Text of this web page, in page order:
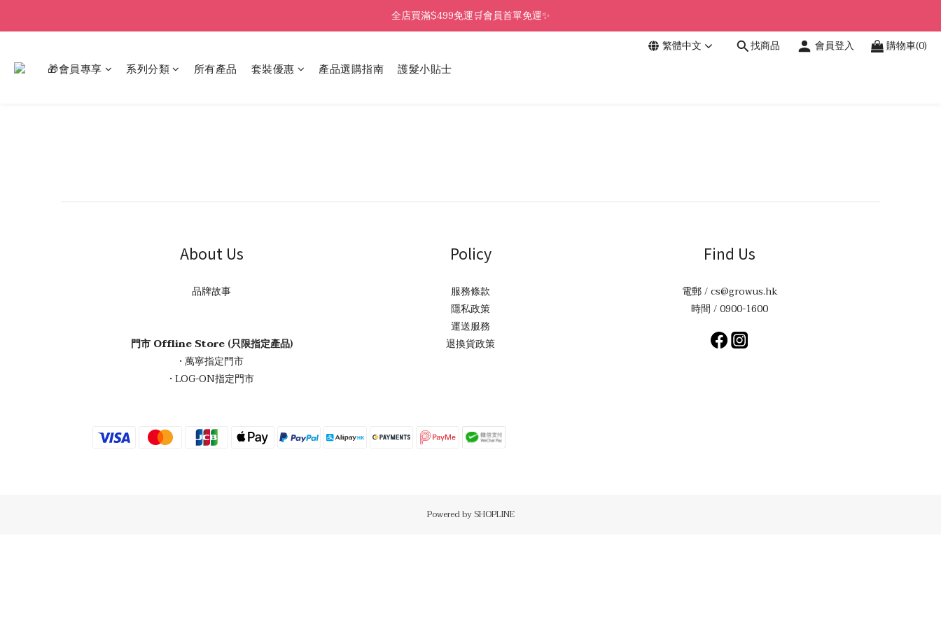
全店買滿$499免運🛒會員首單免運✨
繁體中文
找商品 會員登入 購物車(0)
🎁會員專享 系列分類 所有產品 套裝優惠 產品選購指南 護髮小貼士
About Us
品牌故事
門市 Offline Store (只限指定產品)
• 萬寧指定門市
• LOG-ON指定門市
Policy
服務條款
隱私政策
運送服務
退換貨政策
Find Us
電郵 / cs@growus.hk
時間 / 0900-1600
Powered by SHOPLINE